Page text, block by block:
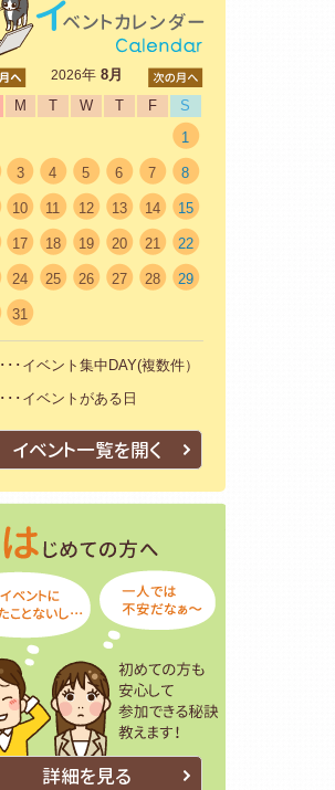
2026年8月
M T W T F
S
1
3 4 5 6 7 8
10 11 12 13 14 15
17 18 19 20 21 22
24 25 26 27 28 29
31
･･･イベント集中DAY(複数件）
･･･イベントがある日
イベント一覧を開く
はじめての方
詳細を見る